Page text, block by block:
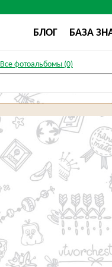
БЛОГ БАЗА
Все фотоальбомы (0)